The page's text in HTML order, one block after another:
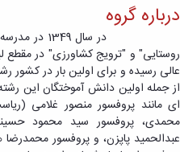
درباره گروه
در سال
روستایی" و "ترویج کشاورزی" در
عالی رسیده و برای اولین بار در کشور
از جمله اولین دانش آموختگان این
ای مانند پروفسور منصور غلامی
محمدی، پروفسور سید محمود
عبدالحمید پاپ­زن، و پروفسور